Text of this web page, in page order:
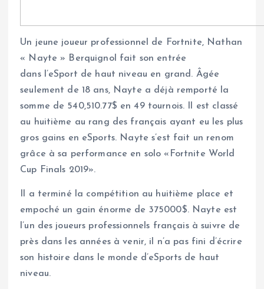
Un jeune joueur professionnel de Fortnite, Nathan
« Nayte » Berquignol fait son entrée
dans l’eSport de haut niveau en grand. Âgée
seulement de 18 ans, Nayte a déjà remporté la
somme de 540,510.77$ en 49 tournois. Il est classé
au huitième au rang des français ayant eu les plus
gros gains en eSports. Nayte s’est fait un renom
grâce à sa performance en solo «Fortnite World
Cup Finals 2019».
Il a terminé la compétition au huitième place et
empoché un gain énorme de 375000$. Nayte est
l’un des joueurs professionnels français à suivre de
près dans les années à venir, il n’a pas fini d’écrire
son histoire dans le monde d’eSports de haut
niveau.